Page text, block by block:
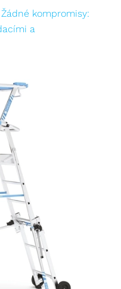
kompromisy:
a